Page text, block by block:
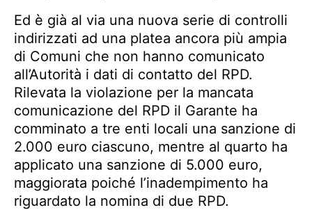
Ed è già al via una nuova serie di controlli
indirizzati ad una platea ancora più ampia
di Comuni che non hanno comunicato
all’Autorità i dati di contatto del RPD.
Rilevata la violazione per la mancata
comunicazione del RPD il Garante ha
comminato a tre enti locali una sanzione di
2.000 euro ciascuno, mentre al quarto ha
applicato una sanzione di 5.000 euro,
maggiorata poiché l’inadempimento ha
riguardato la nomina di due RPD.